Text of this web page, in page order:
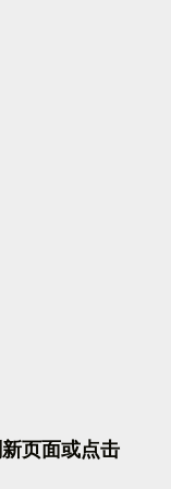
新页面或点击